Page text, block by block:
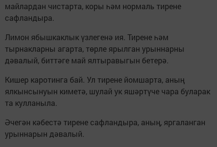
майлардан чистарта, коры һәм нормаль тирене
сафландыра.
Лимон ябышкаклык үзлегенә ия. Тирене һәм
тырнакларны агарта, төрле ярылган урыннарны
дәвалый, биттәге май ялтыравыгын бетерә.
Кишер каротинга бай. Ул тирене йомшарта, аның
ялкынсынуын киметә, шулай ук яшәртүче чара буларак
та кулланыла.
Әчегән кәбестә тирене сафландыра, аның, яргаланган
урыннарын дәвалый.